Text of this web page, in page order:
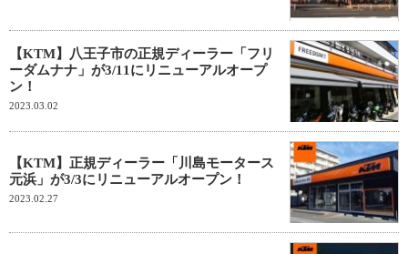
【KTM】八王子市の正規ディーラー「フリ
ーダムナナ」が3/11にリニューアルオープ
ン！
2023.03.02
【KTM】正規ディーラー「川島モータース
元浜」が3/3にリニューアルオープン！
2023.02.27